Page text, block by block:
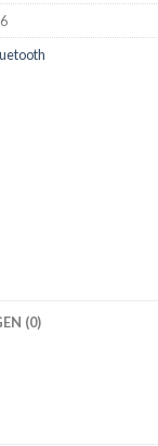
(0)